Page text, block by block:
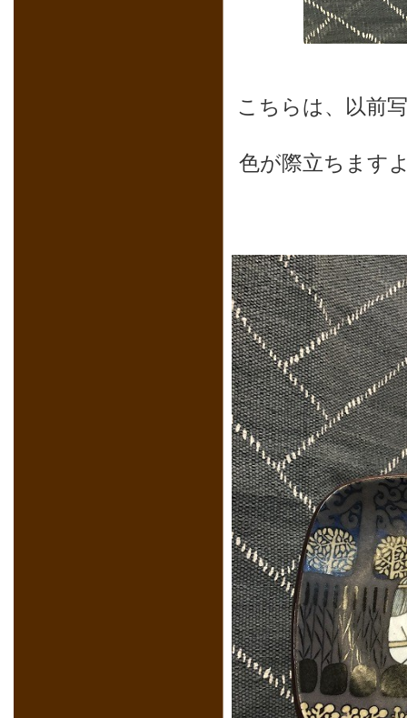
こちらは、以前
色が際立ちます